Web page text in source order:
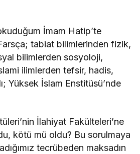
İmam Hatip’te
tabiat bilimlerinden fizik,
bilimlerden sosyoloji,
ilimlerden tefsir, hadis,
Yüksek İslam Enstitüsü’nde
İlahiyat Fakülteleri’ne
kötü mü oldu? Bu sorulmaya
tecrübeden maksadın